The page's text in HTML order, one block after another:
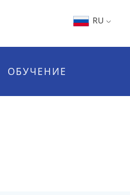
RU
ОБУЧЕНИЕ